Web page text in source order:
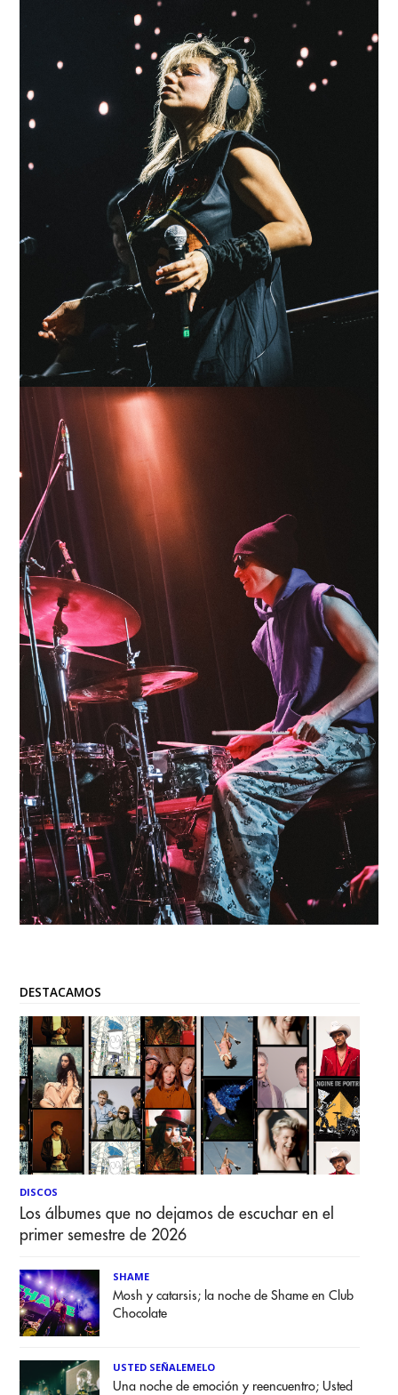
DESTACAMOS
DISCOS
Los álbumes que no dejamos de escuchar en el
primer semestre de 2026
SHAME
Mosh y catarsis; la noche de Shame en Club
Chocolate
USTED SEÑALEMELO
Una noche de emoción y reencuentro; Usted